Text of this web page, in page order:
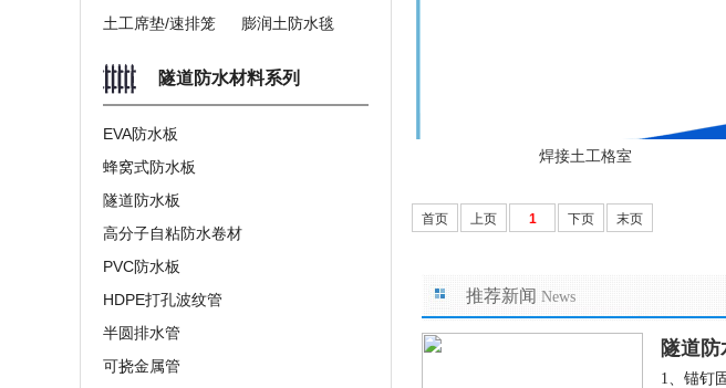
土工席垫/速排笼
膨润土防水毯
隧道防水材料系列
EVA防水板
蜂窝式防水板
隧道防水板
高分子自粘防水卷材
PVC防水板
HDPE打孔波纹管
半圆排水管
可挠金属管
焊接土工格室
首页 上页 1 下页 末页
推荐新闻 News
隧道
1、锚钉